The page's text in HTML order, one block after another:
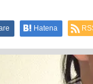
Hatena